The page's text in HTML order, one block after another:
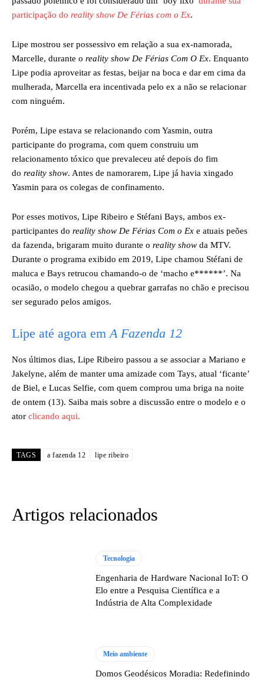
participação do reality show De Férias com o Ex.
Lipe mostrou ser possessivo em relação a sua ex-namorada,
Marcelle, durante o reality show De Férias Com O Ex. Enquanto
Lipe podia aproveitar as festas, beijar na boca e dar em cima da
mulherada, Marcella era incentivada pelo ex a não se relacionar
com ninguém.
Porém, Lipe estava se relacionando com Yasmin, outra
participante do programa, com quem construiu um
relacionamento tóxico que prevaleceu até depois do fim
do reality show. Antes de namorarem, Lipe já havia xingado
Yasmin para os colegas de confinamento.
Por esses motivos, Lipe Ribeiro e Stéfani Bays, ambos ex-
participantes do reality show De Férias Com o Ex e atuais peões
da fazenda, brigaram muito durante o reality show da MTV.
Durante o programa exibido em 2019, Lipe chamou Stéfani de
maluca e Bays retrucou chamando-o de ‘macho e******’. Na
ocasião, o modelo chegou a quebrar garrafas no chão e precisou
ser segurado pelos amigos.
Lipe até agora emA Fazenda 12
Nos últimos dias, Lipe Ribeiro passou a se associar a Mariano e
Jakelyne, além de manter uma amizade com Tays, atual ‘ficante’
de Biel, e Lucas Selfie, com quem comprou uma briga na noite
de ontem (13). Saiba mais sobre a discussão entre o modelo e o
ator clicando aqui.
TAGS a fazenda 12 lipe ribeiro
Artigos relacionados
Tecnologia
Engenharia de Hardware Nacional IoT: O
Elo entre a Pesquisa Científica e a
Indústria de Alta Complexidade
Meio ambiente
Domos Geodésicos Moradia: Redefinindo